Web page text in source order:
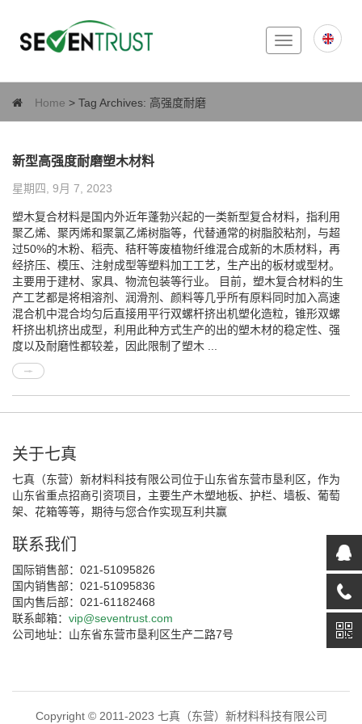
Toggle
navigation
Home > Tag Archives: 高强度耐磨
新型高强度耐磨塑木材料
星期四, 9月 7, 2023
塑木复合材料是国内外近年蓬勃兴起的一类新型复合材料，指利用
聚乙烯、聚丙烯和聚氯乙烯树脂等，代替通常的树脂胶粘剂，与超
过50%的木粉、稻壳、秸秆等废植物纤维混合成新的木质材料，再
经挤压、模压、注射成型等塑料加工工艺，生产出的板材或型材。
主要用于建材、家具、物流包装等行业。 目前，塑木复合材料的生
产工艺都是将相溶剂、润滑剂、颜料等几乎所有原料同时加入高速
混合机中混合均匀后直接用平行双螺杆挤出机塑化造粒，锥形双螺
杆挤出机挤出成型，利用此种方式生产的出的塑木材的稳定性、强
度以及耐磨性都较差，因此限制了塑木 ...
关于七真
七真（东营）新材料科技有限公司位于山东省东营市垦利区，作为
山东省重点招商引资项目，主要生产木塑地板、护栏、墙板、葡萄
架、花箱等等，期待与您合作实现互利共赢
联系我们
国际销售部：021-51095826
国内销售部：021-51095836
国内售后部：021-61182468
联系邮箱： vip@seventrust.com
公司地址：山东省东营市垦利区生产二路7号
Copyright © 2011-2023 七真（东营）新材料科技有限公司